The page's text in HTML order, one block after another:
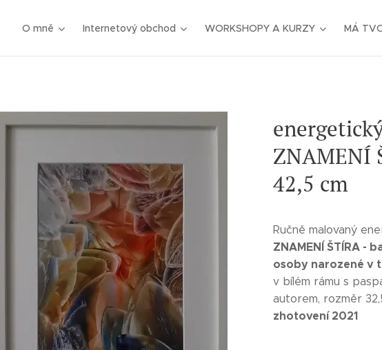
O mně Internetový obchod WORKSHOPY A KURZY MÁ
ZNAMENÍ
42,5 cm
Ručně malovaný
ZNAMENÍ ŠTÍRA -
osoby narozené v
v bílém rámu s
autorem, rozměr
zhotovení 2021